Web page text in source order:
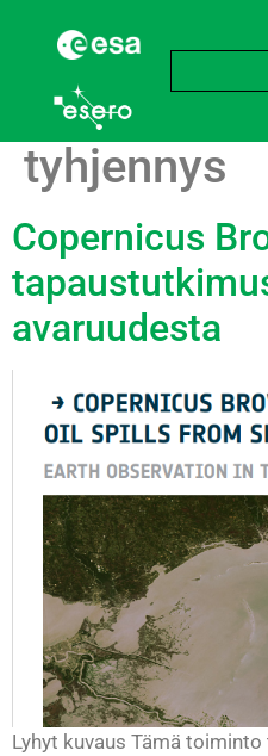
tyhjennys
Copernicus
avaruudesta
Lyhyt kuvaus Tämä